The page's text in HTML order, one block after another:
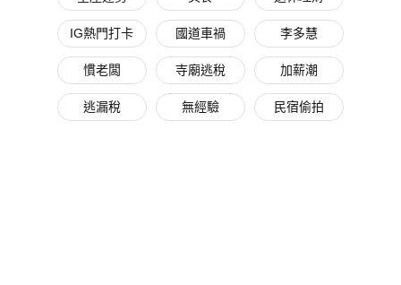
IG熱門打卡 國道車禍 李多慧
慣老闆 寺廟逃稅 加薪潮
逃漏稅 無經驗 民宿偷拍